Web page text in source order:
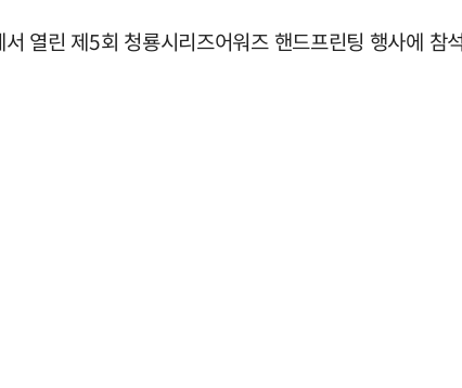
열린 제5회 청룡시리즈어워즈 핸드프린팅 행사에 참